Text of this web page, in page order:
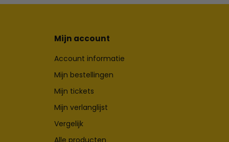
Mijn account
Account informatie
Mijn bestellingen
Mijn tickets
Mijn verlanglijst
Vergelijk